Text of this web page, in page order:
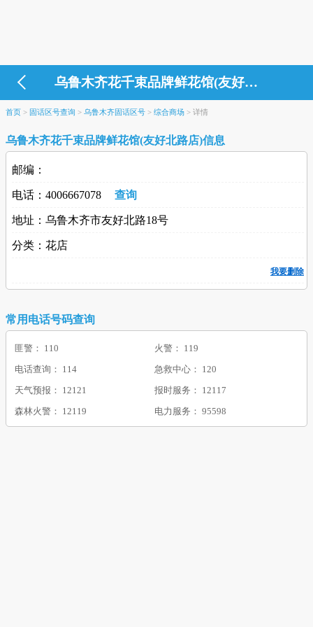
乌鲁木齐花千束品牌鲜花馆(友好北路店)
首页 > 固话区号查询 > 乌鲁木齐固话区号 > 综合商场 > 详情
乌鲁木齐花千束品牌鲜花馆(友好北路店)信息
邮编：
电话：4006667078 查询
地址：乌鲁木齐市友好北路18号
分类：花店
我要删除
常用电话号码查询
匪警： 110 火警： 119
电话查询： 114 急救中心： 120
天气预报： 12121 报时服务： 12117
森林火警： 12119 电力服务： 95598